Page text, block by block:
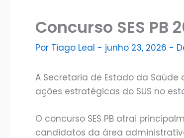
Concurso SES PB
Por Tiago Leal - junho 23, 2026 -
A Secretaria de Estado da
ações estratégicas do SUS no
O concurso SES PB atrai
candidatos da área